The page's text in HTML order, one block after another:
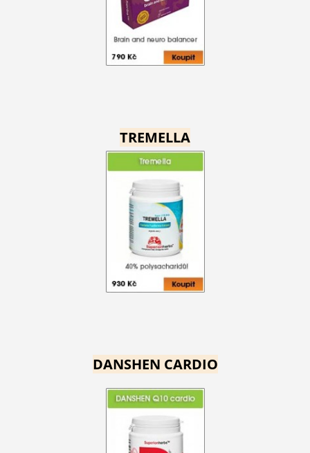
TREMELLA
DANSHEN CARDIO